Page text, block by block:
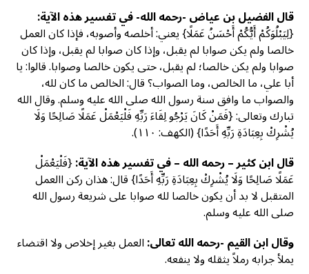
قال الفضيل بن عياض -رحمه الله- في تفسير هذه الآية:
{لِيَبْلُوَكُمْ أَيُّكُمْ أَحْسَنُ عَمَلًا} يعني: أخلصه وأصوبه، فإذا كان العمل
خالصا ولم يكن صوابا لم يقبل، وإذا كان صوابا لم يقبل، وإذا كان
صوابا ولم يكن خالصا؛ لم يقبل، حتى يكون خالصا وصوابا. قالوا: يا
أبا علي، ما الخالص، وما الصواب؟ قال: الخالص ما كان لله،
والصواب ما وافق سنة رسول الله صلى الله عليه وسلم. وقال الله
تبارك وتعالى: {فَمَنْ كَانَ يَرْجُو لِقَاءَ رَبِّهِ فَلْيَعْمَلْ عَمَلًا صَالِحًا وَلَا
يُشْرِكْ بِعِبَادَةِ رَبِّهِ أَحَدًا} (الكهف: ١١٠).
قال ابن كثير – رحمه الله – في تفسير هذه الآية:{فَلْيَعْمَلْ
عَمَلًا صَالِحًا وَلَا يُشْرِكْ بِعِبَادَةِ رَبِّهِ أَحَدًا} قال: هذان ركن االعمل
المتقبل لا بد أن يكون خالصا لله صوابا على شريعة رسول الله
صلى الله عليه وسلم.
وقال ابن القيم -رحمه الله تعالى:العمل بغير إخلاص ولا اقتضاء
يملأ جرابه رملاً يثقله ولا ينفعه.